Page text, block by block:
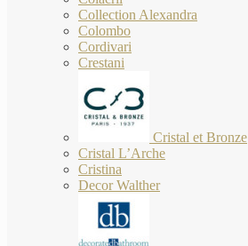
Collection Alexandra
Colombo
Cordivari
Crestani
Cristal et Bronze
Cristal L’Arche
Cristina
Decor Walther